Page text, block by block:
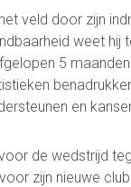
huren
veld door zijn
weet hij
5
en
de wedstrijd
zijn nieuwe